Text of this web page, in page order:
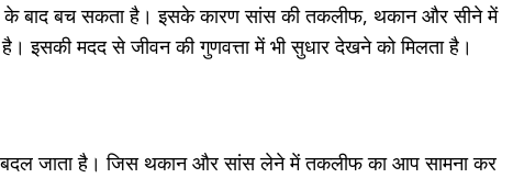
के बाद बच सकता है। इसके कारण सांस की तकलीफ, थकान और सीने में
इसकी मदद से जीवन की गुणवत्ता में भी सुधार देखने को मिलता है।
जाता है। जिस थकान और सांस लेने में तकलीफ का आप सामना कर